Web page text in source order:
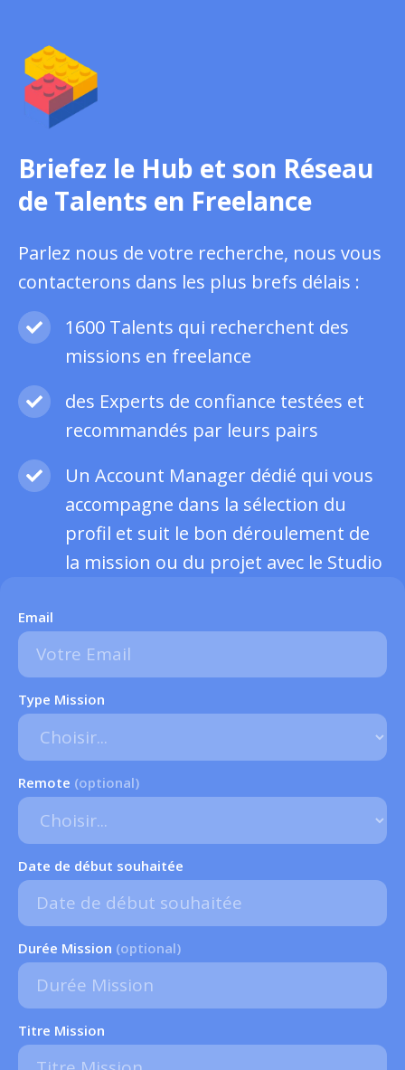
Briefez le Hub et son Réseau
de Talents en Freelance
Parlez nous de votre recherche, nous vous
contacterons dans les plus brefs délais :
1600 Talents qui recherchent des
missions en freelance
des Experts de confiance testées et
recommandés par leurs pairs
Un Account Manager dédié qui vous
accompagne dans la sélection du
profil et suit le bon déroulement de
la mission ou du projet avec le Studio
Email
Type Mission
Remote (optional)
Date de début souhaitée
Durée Mission (optional)
Titre Mission